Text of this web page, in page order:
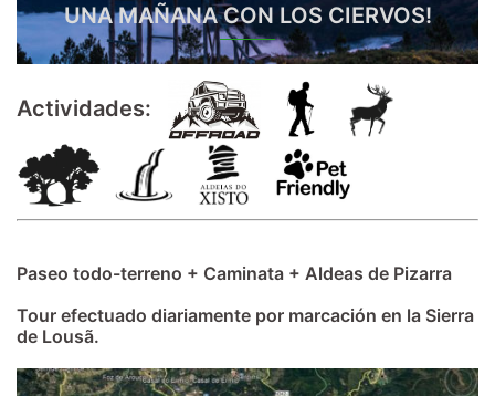
UNA MAÑANA CON LOS CIERVOS!
Actividades:
Paseo todo-terreno + Caminata + Aldeas de Pizarra
Tour efectuado diariamente por marcación en la Sierra
de Lousã.